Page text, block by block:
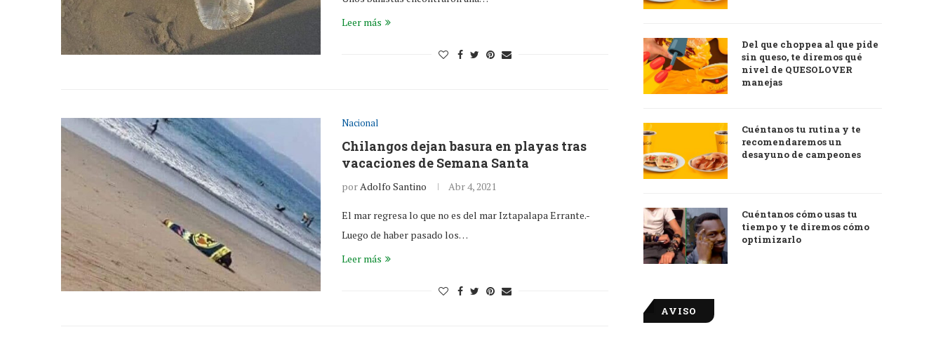
Leer más
Nacional
Chilangos dejan basura en playas tras
vacaciones de Semana Santa
porAdolfo Santino Abr 4, 2021
El mar regresa lo que no es del mar Iztapalapa Errante.-
Luego de haber pasado los…
Leer más
Del que choppea al que pide
sin queso, te diremos qué
nivel de QUESOLOVER
manejas
Cuéntanos tu rutina y te
recomendaremos un
desayuno de campeones
Cuéntanos cómo usas tu
tiempo y te diremos cómo
optimizarlo
AVISO